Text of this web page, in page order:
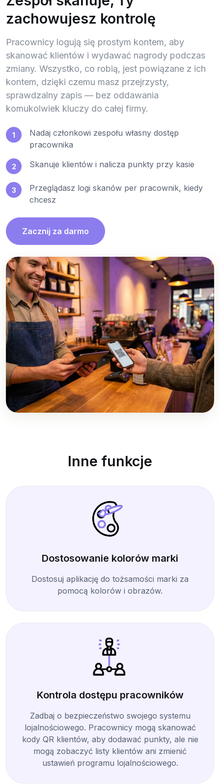
zachowujesz kontrolę
Pracownicy logują się prostym kontem, aby
skanować klientów i wydawać nagrody podczas
zmiany. Wszystko, co robią, jest powiązane z ich
kontem, dzięki czemu masz przejrzysty,
sprawdzalny zapis — bez oddawania
komukolwiek kluczy do całej firmy.
1
Nadaj członkowi zespołu własny dostęp
pracownika
2 Skanuje klientów i nalicza punkty przy kasie
3
Przeglądasz logi skanów per pracownik, kiedy
chcesz
Zacznij za darmo
Inne funkcje
Dostosowanie kolorów marki
Dostosuj aplikację do tożsamości marki za
pomocą kolorów i obrazów.
Kontrola dostępu pracowników
Zadbaj o bezpieczeństwo swojego systemu
lojalnościowego. Pracownicy mogą skanować
kody QR klientów, aby dodawać punkty, ale nie
mogą zobaczyć listy klientów ani zmienić
ustawień programu lojalnościowego.